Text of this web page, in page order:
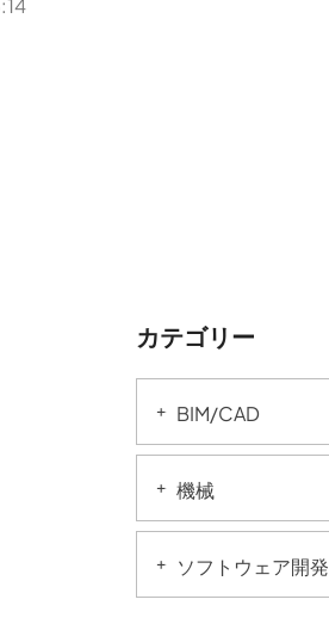
カテゴリー
BIM/CAD
機械
ソフトウェア開発